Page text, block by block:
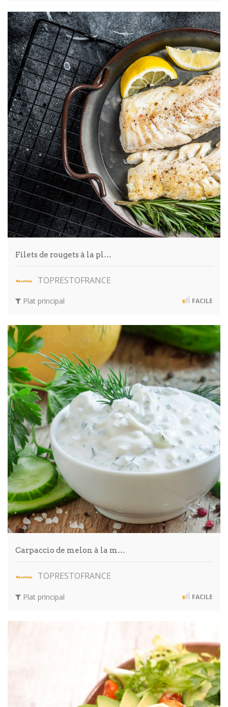
Filets de rougets à la pl…
TOPRESTOFRANCE
Plat principal FACILE
Carpaccio de melon à la m…
TOPRESTOFRANCE
Plat principal FACILE